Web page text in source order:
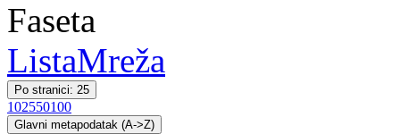
Faseta
ListaMreža
Po stranici: 25
102550100
Glavni metapodatak (A->Z)